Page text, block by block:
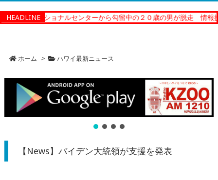
HEADLINE
ーコレクショナルセンターから勾留中の２０歳の男が脱走 情報提
ホーム > ハワイ最新ニュース
【News】バイデン大統領が支援を発表